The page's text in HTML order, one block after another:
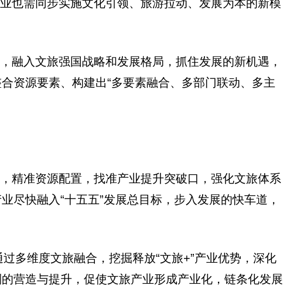
也需同步实施文化引领、旅游拉动、发展为本的新模
融入文旅强国战略和发展格局，抓住发展的新机遇，
资源要素、构建出“多要素融合、多部门联动、多主
精准资源配置，找准产业提升突破口，强化文旅体系
快融入“十五五”发展总目标，步入发展的快车道，
多维度文旅融合，挖掘释放“文旅+”产业优势，深化
营造与提升，促使文旅产业形成产业化，链条化发展